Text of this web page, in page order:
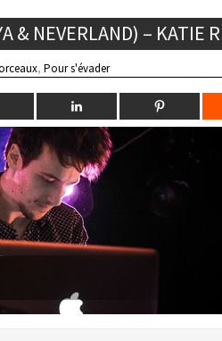
& NEVERLAND) – KATIE
,Pour s'évader